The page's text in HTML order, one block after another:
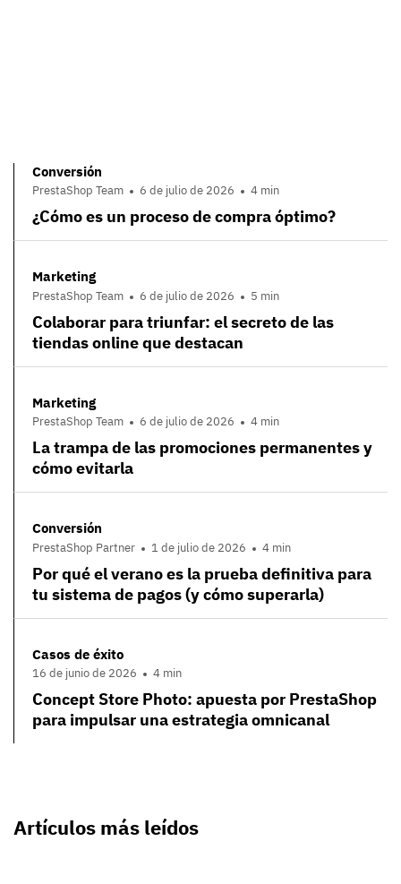
Conversión
PrestaShop Team 6 de julio de 2026 4 min
¿Cómo es un proceso de compra óptimo?
Marketing
PrestaShop Team 6 de julio de 2026 5 min
Colaborar para triunfar: el secreto de las
tiendas online que destacan
Marketing
PrestaShop Team 6 de julio de 2026 4 min
La trampa de las promociones permanentes y
cómo evitarla
Conversión
PrestaShop Partner 1 de julio de 2026 4 min
Por qué el verano es la prueba definitiva para
tu sistema de pagos (y cómo superarla)
Casos de éxito
16 de junio de 2026 4 min
Concept Store Photo: apuesta por PrestaShop
para impulsar una estrategia omnicanal
Artículos más leídos